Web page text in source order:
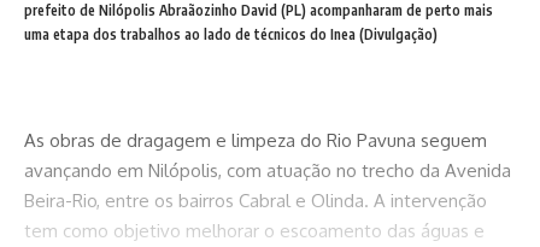
prefeito de Nilópolis Abraãozinho David (PL) acompanharam de perto mais
uma etapa dos trabalhos ao lado de técnicos do Inea (Divulgação)
As obras de dragagem e limpeza do Rio Pavuna seguem
avançando em Nilópolis, com atuação no trecho da Avenida
Beira-Rio, entre os bairros Cabral e Olinda. A intervenção
tem como objetivo melhorar o escoamento das águas e